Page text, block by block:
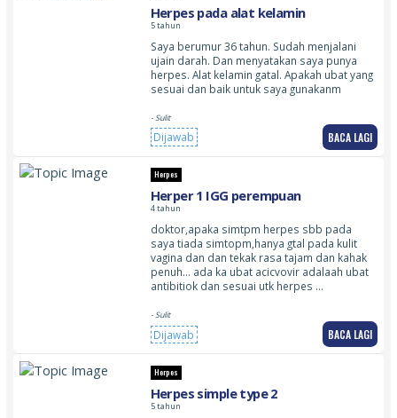
Herpes pada alat kelamin
5 tahun
Saya berumur 36 tahun. Sudah menjalani
ujain darah. Dan menyatakan saya punya
herpes. Alat kelamin gatal. Apakah ubat yang
sesuai dan baik untuk saya gunakanm
- Sulit
Dijawab BACA LAGI
Herpes
Herper 1 IGG perempuan
4 tahun
doktor,apaka simtpm herpes sbb pada
saya tiada simtopm,hanya gtal pada kulit
vagina dan dan tekak rasa tajam dan kahak
penuh… ada ka ubat acicvovir adalaah ubat
antibitiok dan sesuai utk herpes …
- Sulit
Dijawab BACA LAGI
Herpes
Herpes simple type 2
5 tahun